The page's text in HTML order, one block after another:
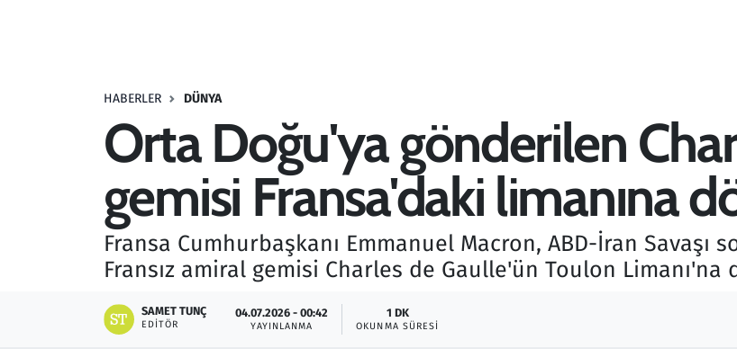
HABERLER DÜNYA
Orta Doğu'ya gönderilen
gemisi Fransa'daki limanına
Fransa Cumhurbaşkanı Emmanuel Macron, ABD-İran Savaşı
Fransız amiral gemisi Charles de Gaulle'ün Toulon
SAMET TUNÇ
EDITÖR
04.07.2026 - 00:42
YAYINLANMA
1 DK
OKUNMA SÜRESI
Seçim 2023
Teknoloji ve Bilim